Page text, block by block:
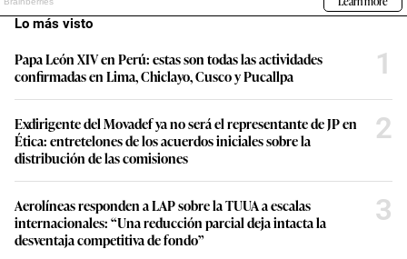
Lo más visto
Papa León XIV en Perú: estas son todas las actividades
confirmadas en Lima, Chiclayo, Cusco y Pucallpa
1
Exdirigente del Movadef ya no será el representante de JP en
Ética: entretelones de los acuerdos iniciales sobre la
distribución de las comisiones
2
Aerolíneas responden a LAP sobre la TUUA a escalas
internacionales: “Una reducción parcial deja intacta la
desventaja competitiva de fondo”
3